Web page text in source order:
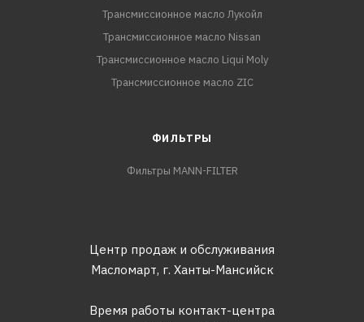
Трансмиссионное масло Лукойл
Трансмиссионное масло Nissan
Трансмиссионное масло Liqui Moly
Трансмиссионное масло ZIC
ФИЛЬТРЫ
Фильтры MANN-FILTER
Центр продаж и обслуживания
Масломарт, г. Ханты-Мансийск
Время работы контакт-центра